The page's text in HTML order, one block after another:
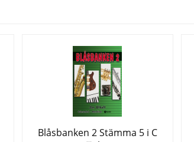
Blåsbanken 2 Stämma 5 i C